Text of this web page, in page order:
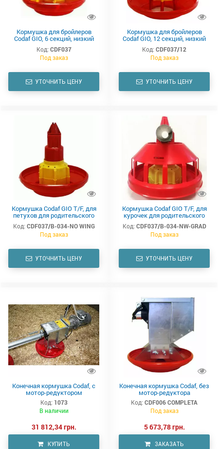
Кормушка для бройлеров
Codaf GIO, 6 секций, низкий
конус
Код: CDF037
Под заказ
УТОЧНИТЬ ЦЕНУ
Кормушка для бройлеров
Codaf GIO, 12 секций, низкий
конус
Код: CDF037/12
Под заказ
УТОЧНИТЬ ЦЕНУ
Кормушка Codaf GIO T/F, для
петухов для родительского
стада, без перегородок,
высокий конус
Код: CDF037/B-034-NO WING
Под заказ
УТОЧНИТЬ ЦЕНУ
Кормушка Codaf GIO T/F, для
курочек для родительского
стада, с решетокй, высокий
конус
Код: CDF037/B-034-NW-GRAD
Под заказ
УТОЧНИТЬ ЦЕНУ
Конечная кормушка Codaf, с
мотор-редуктором
Код: 1073
В наличии
31 812,34 грн.
КУПИТЬ
Конечная кормушка Codaf, без
мотор-редуктора
Код: CDF006 COMPLETA
Под заказ
5 673,78 грн.
ЗАКАЗАТЬ